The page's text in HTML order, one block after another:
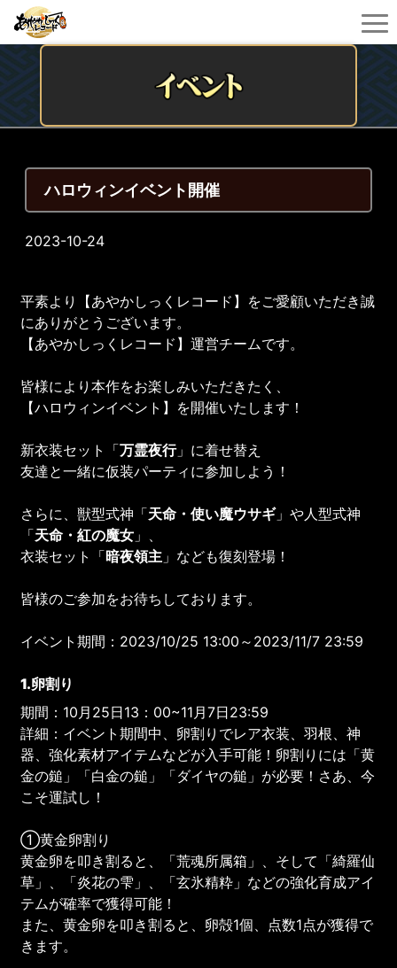
ハロウィンイベント開催
2023-10-24
平素より【あやかしっくレコード】をご愛顧いただき誠
にありがとうございます。
【あやかしっくレコード】運営チームです。
皆様により本作をお楽しみいただきたく、
【ハロウィンイベント】を開催いたします！
新衣装セット「万霊夜行」に着せ替え
友達と一緒に仮装パーティに参加しよう！
さらに、獣型式神「天命・使い魔ウサギ」や人型式神
「天命・紅の魔女 」、
衣装セット「暗夜領主 」なども復刻登場！
皆様のご参加をお待ちしております。
イベント期間：2023/10/25 13:00～2023/11/7 23:59
1.卵割り
期間：10月25日13：00~11月7日23:59
詳細：イベント期間中、卵割りでレア衣装、羽根、神
器、強化素材アイテムなどが入手可能！卵割りには「黄
金の鎚」「白金の鎚」「ダイヤの鎚」が必要！さあ、今
こそ運試し！
①黄金卵割り
黄金卵を叩き割ると、「荒魂所属箱」、そして「綺羅仙
草」、「炎花の雫」、「玄氷精粋」などの強化育成アイ
テムが確率で獲得可能！
また、黄金卵を叩き割ると、卵殻1個、点数1点が獲得で
きます。